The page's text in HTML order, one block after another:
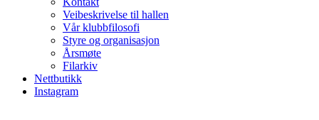
Veibeskrivelse til hallen
Vår klubbfilosofi
Styre og organisasjon
Årsmøte
Filarkiv
Nettbutikk
Instagram